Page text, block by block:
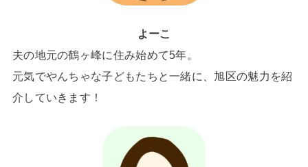
よーこ
夫の地元の鶴ヶ峰に住み始めて5年。
元気でやんちゃな子どもたちと一緒に、旭区の魅力を紹
介していきます！